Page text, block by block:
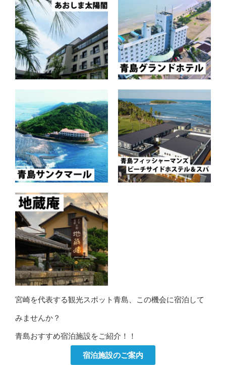
宮崎を代表する観光スポット青島、この機会に宿泊して
みませんか？
青島おすすめ宿泊施設をご紹介！！
宿泊施設のご案内